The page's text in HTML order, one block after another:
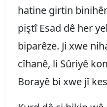
hatine girtin
piştî Esad dê her
biparêze. Ji xwe
cîhanê, li Sûriyê
Borayê bi xwe jî